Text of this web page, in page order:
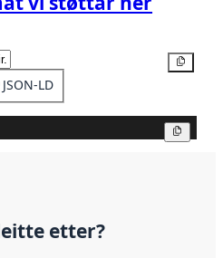
JSON-LD
etter?